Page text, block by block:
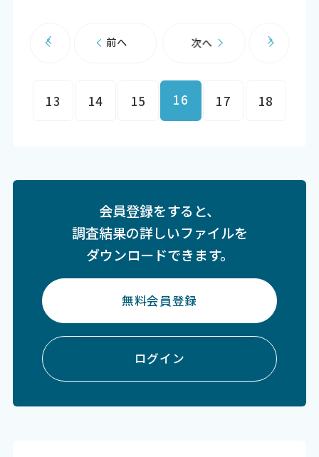
前へ
13 14 15 16 17 18
次へ
会員登録をすると、
調査結果の詳しいファイルを
ダウンロードできます。
無料会員登録
ログイン